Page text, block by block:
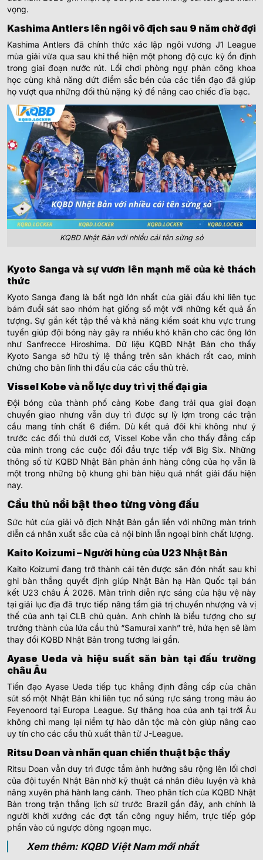
vọng.
Kashima Antlers lên ngôi vô địch sau 9 năm chờ đợi
Kashima Antlers đã chính thức xác lập ngôi vương J1 League
mùa giải vừa qua sau khi thể hiện một phong độ cực kỳ ổn định
trong giai đoạn nước rút. Lối chơi phòng ngự phản công khoa
học cùng khả năng dứt điểm sắc bén của các tiền đạo đã giúp
họ vượt qua những đối thủ nặng ký để nâng cao chiếc đĩa bạc.
KQBD Nhật Bản với nhiều cái tên sừng sỏ
Kyoto Sanga và sự vươn lên mạnh mẽ của kẻ thách
thức
Kyoto Sanga đang là bất ngờ lớn nhất của giải đấu khi liên tục
bám đuổi sát sao nhóm hạt giống số một với những kết quả ấn
tượng. Sự gắn kết tập thể và khả năng kiểm soát khu vực trung
tuyến giúp đội bóng này gây ra nhiều khó khăn cho các ông lớn
như Sanfrecce Hiroshima. Dữ liệu KQBD Nhật Bản cho thấy
Kyoto Sanga sở hữu tỷ lệ thắng trên sân khách rất cao, minh
chứng cho bản lĩnh thi đấu của các cầu thủ trẻ.
Vissel Kobe và nỗ lực duy trì vị thế đại gia
Đội bóng của thành phố cảng Kobe đang trải qua giai đoạn
chuyển giao nhưng vẫn duy trì được sự lỳ lợm trong các trận
cầu mang tính chất 6 điểm. Dù kết quả đôi khi không như ý
trước các đối thủ dưới cơ, Vissel Kobe vẫn cho thấy đẳng cấp
của mình trong các cuộc đối đầu trực tiếp với Big Six. Những
thông số từ KQBD Nhật Bản phản ánh hàng công của họ vẫn là
một trong những bộ khung ghi bàn hiệu quả nhất giải đấu hiện
nay.
Cầu thủ nổi bật theo từng vòng đấu
Sức hút của giải vô địch Nhật Bản gắn liền với những màn trình
diễn cá nhân xuất sắc của cả nội binh lẫn ngoại binh chất lượng.
Kaito Koizumi – Người hùng của U23 Nhật Bản
Kaito Koizumi đang trở thành cái tên được săn đón nhất sau khi
ghi bàn thắng quyết định giúp Nhật Bản hạ Hàn Quốc tại bán
kết U23 châu Á 2026. Màn trình diễn rực sáng của hậu vệ này
tại giải lục địa đã trực tiếp nâng tầm giá trị chuyển nhượng và vị
thế của anh tại CLB chủ quản. Anh chính là biểu tượng cho sự
trưởng thành của lứa cầu thủ “Samurai xanh” trẻ, hứa hẹn sẽ làm
thay đổi KQBD Nhật Bản trong tương lai gần.
Ayase Ueda và hiệu suất săn bàn tại đấu trường
châu Âu
Tiền đạo Ayase Ueda tiếp tục khẳng định đẳng cấp của chân
sút số một Nhật Bản khi liên tục nổ súng rực sáng trong màu áo
Feyenoord tại Europa League. Sự thăng hoa của anh tại trời Âu
không chỉ mang lại niềm tự hào dân tộc mà còn giúp nâng cao
uy tín cho các cầu thủ xuất thân từ J-League.
Ritsu Doan và nhãn quan chiến thuật bậc thầy
Ritsu Doan vẫn duy trì được tầm ảnh hưởng sâu rộng lên lối chơi
của đội tuyển Nhật Bản nhờ kỹ thuật cá nhân điêu luyện và khả
năng xuyên phá hành lang cánh. Theo phân tích của KQBD Nhật
Bản trong trận thắng lịch sử trước Brazil gần đây, anh chính là
người khởi xướng các đợt tấn công nguy hiểm, trực tiếp góp
phần vào cú ngược dòng ngoạn mục.
Xem thêm: KQBD Việt Nam mới nhất